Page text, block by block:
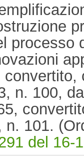
processo
n. 100,
n. 101.
del 16-